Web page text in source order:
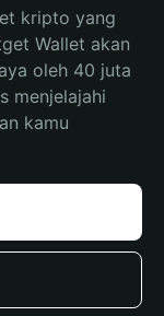
kripto yang
Wallet akan
oleh 40 juta
menjelajahi
kamu